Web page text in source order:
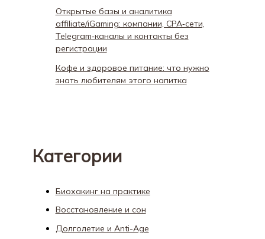
Открытые базы и аналитика
affiliate/iGaming: компании, CPA‑сети,
Telegram‑каналы и контакты без
регистрации
Кофе и здоровое питание: что нужно
знать любителям этого напитка
Категории
Биохакинг на практике
Восстановление и сон
Долголетие и Anti-Age